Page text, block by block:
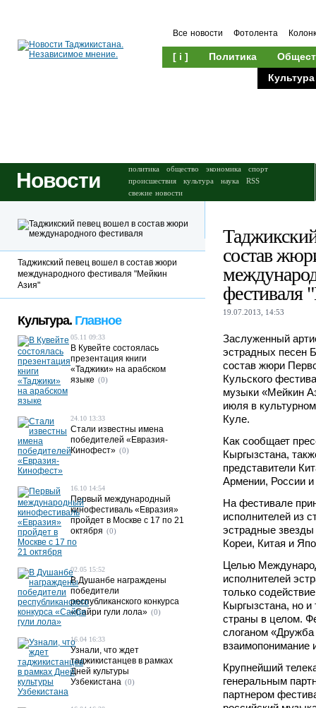
Все новости Фотолента
[ i ] Политика
Культура
Новости политика общество экономика
спорт
происшествия
культура наука
RSS
свежие новости
состав
фестиваля
19.07.2013, 14:53
Заслуженный
эстрадных песен
состав жюри
Кульского
музыки «Мейкин
июля в
Куле.
Как сообщает
Кыргызстана,
представители
Армении, России
На фестивале
исполнителей из
эстрадные
Кореи, Китая и
Целью
исполнителей
только
Кыргызстана, но и
страны в целом.
слоганом «Дружба
взаимопонимание
Крупнейший
генеральным
партнером
Таджикский певец вошел в состав жюри
международного фестиваля "Мейкин
Азия"
Культура. Главное
05.11 09:33
В Кувейте состоялась
презентация книги
«Таджики» на арабском
языке (0)
24.10 13:33
Стали известны имена
победителей «Евразия-
Кинофест» (0)
16.10 14:54
Первый международный
кинофестиваль «Евразия»
пройдет в Москве с 17 по 21
октября (0)
02.05 15:52
В Душанбе награждены
победители
республиканского конкурса
«Сайри гули лола» (0)
16.04 16:33
Узнали, что ждет
таджикистанцев в рамках
Дней культуры
Узбекистана (0)